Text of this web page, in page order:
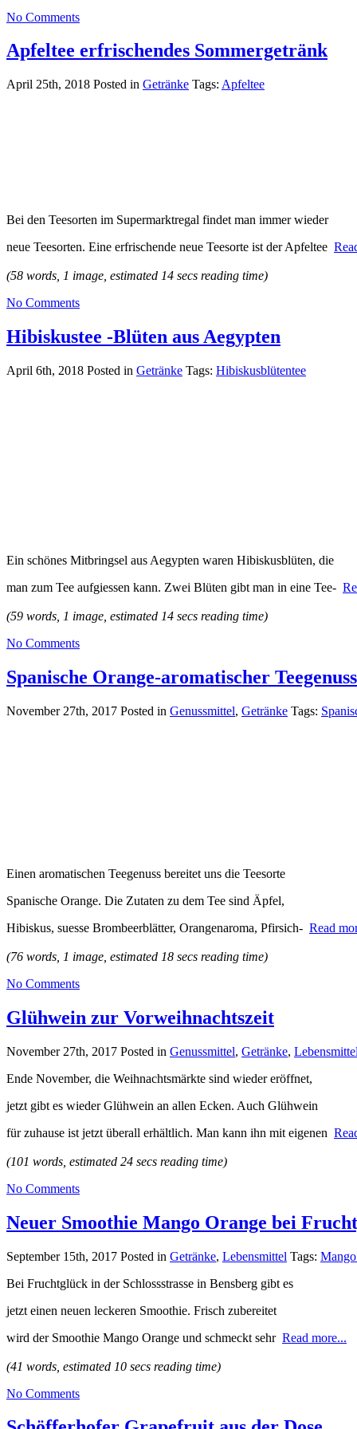
No Comments
Apfeltee erfrischendes Sommergetränk
April 25th, 2018 Posted in Getränke Tags: Apfeltee
Bei den Teesorten im Supermarktregal findet man immer wieder
neue Teesorten. Eine erfrischende neue Teesorte ist der Apfeltee
(58 words, 1 image, estimated 14 secs reading time)
No Comments
Hibiskustee -Blüten aus Aegypten
April 6th, 2018 Posted in Getränke Tags: Hibiskusblütentee
Ein schönes Mitbringsel aus Aegypten waren Hibiskusblüten, die
man zum Tee aufgiessen kann. Zwei Blüten gibt man in eine Tee-
(59 words, 1 image, estimated 14 secs reading time)
No Comments
Spanische Orange-aromatischer Teegenuss
November 27th, 2017 Posted in Genussmittel, Getränke Tags:
Einen aromatischen Teegenuss bereitet uns die Teesorte
Spanische Orange. Die Zutaten zu dem Tee sind Äpfel,
Hibiskus, suesse Brombeerblätter, Orangenaroma, Pfirsich- Read
(76 words, 1 image, estimated 18 secs reading time)
No Comments
Glühwein zur Vorweihnachtszeit
November 27th, 2017 Posted in Genussmittel, Getränke, Lebensmittel
Ende November, die Weihnachtsmärkte sind wieder eröffnet,
jetzt gibt es wieder Glühwein an allen Ecken. Auch Glühwein
für zuhause ist jetzt überall erhältlich. Man kann ihn mit eigenen
(101 words, estimated 24 secs reading time)
No Comments
Neuer Smoothie Mango Orange bei
September 15th, 2017 Posted in Getränke, Lebensmittel Tags:
Bei Fruchtglück in der Schlossstrasse in Bensberg gibt es
jetzt einen neuen leckeren Smoothie. Frisch zubereitet
wird der Smoothie Mango Orange und schmeckt sehr Read more...
(41 words, estimated 10 secs reading time)
No Comments